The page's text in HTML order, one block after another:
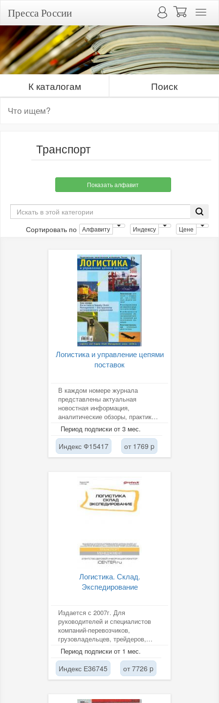
Пресса России
К каталогам Поиск
Транспорт
Показать алфавит
Сортировать по Алфавиту Индексу Цене
Логистика и управление цепями
поставок
В каждом номере журнала
представлены актуальная
новостная информация,
аналитические обзоры, практика
лучших компаний по логистике и
SCM. Авторы...
Период подписки от 3 мес.
Индекс Ф15417 от 1769 p
Логистика. Склад.
Экспедирование
Издается с 2007г. Для
руководителей и специалистов
компаний-перевозчиков,
грузовладельцев, трейдеров,
экспедиторских и логистических
компаний, а...
Период подписки от 1 мес.
Индекс Е36745 от 7726 p